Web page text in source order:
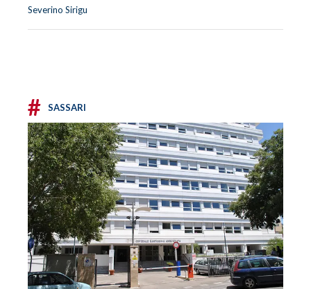
Severino Sirigu
# SASSARI